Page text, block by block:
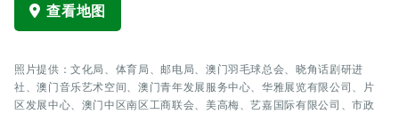
查看地图
照片提供：文化局、体育局、邮电局、澳门羽毛球总会、晓角话剧研进
社、澳门音乐艺术空间、澳门青年发展服务中心、华雅展览有限公司、片
区发展中心、澳门中区南区工商联会、美高梅、艺嘉国际有限公司、市政